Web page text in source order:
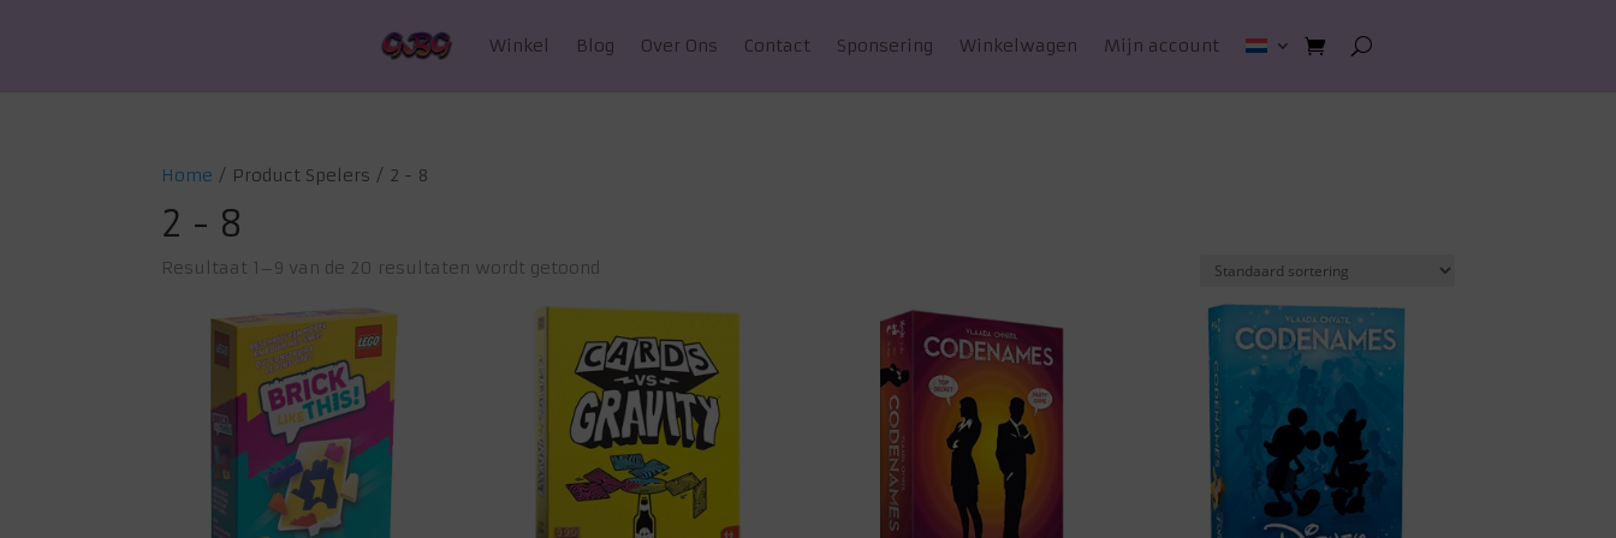
Winkel Blog Over Ons Contact Sponsering Winkelwagen Mijn account
Home / Product Spelers / 2 - 8
2 - 8
Resultaat 1–9 van de 20 resultaten wordt getoond